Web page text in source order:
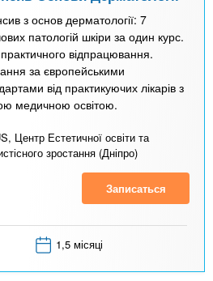
з основ дерматології: 7
патологій шкіри за один курс.
відпрацювання.
за європейськими
від практикуючих лікарів з
медичною освітою.
Центр Естетичної освіти та
зростання (Дніпро)
Записаться
1,5 місяці